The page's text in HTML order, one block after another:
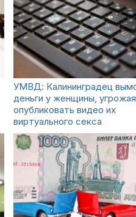
УМВД: Калининградец
деньги у женщины, угрожая
опубликовать видео их
виртуального секса